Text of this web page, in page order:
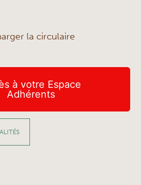
la circulaire
à votre Espace
Adhérents